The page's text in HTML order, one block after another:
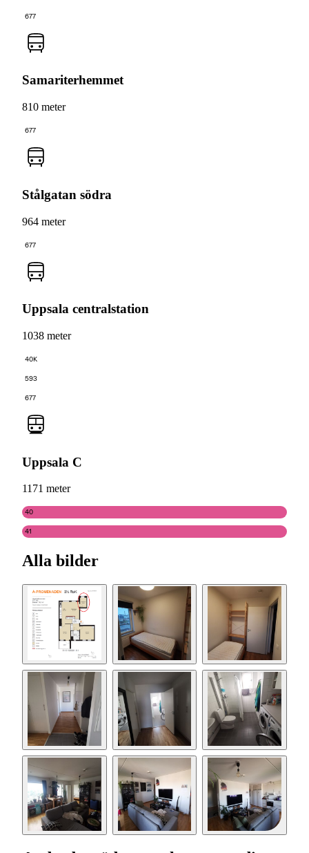
677
Samariterhemmet
810 meter
677
Stålgatan södra
964 meter
677
Uppsala centralstation
1038 meter
40K
593
677
Uppsala C
1171 meter
40
41
Alla bilder